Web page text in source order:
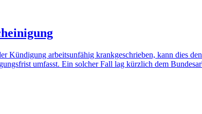
Kündigung arbeitsunfähig krankgeschrieben, kann dies
umfasst. Ein solcher Fall lag kürzlich dem